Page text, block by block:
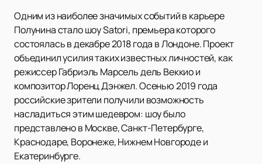
Одним из наиболее значимых событий в карьере
Полунина стало шоу Satori, премьера которого
состоялась в декабре 2018 года в Лондоне. Проект
объединил усилия таких известных личностей, как
режиссер Габриэль Марсель дель Веккио и
композитор Лоренц Дэнжел. Осенью 2019 года
российские зрители получили возможность
насладиться этим шедевром: шоу было
представлено в Москве, Санкт-Петербурге,
Краснодаре, Воронеже, Нижнем Новгороде и
Екатеринбурге.